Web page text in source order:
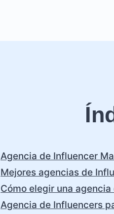
Agencia de Influencer
Mejores agencias de
Cómo elegir una
Agencia de Influencers